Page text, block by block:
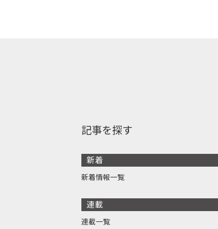
記事を探す
新着
新着情報一覧
連載
連載一覧